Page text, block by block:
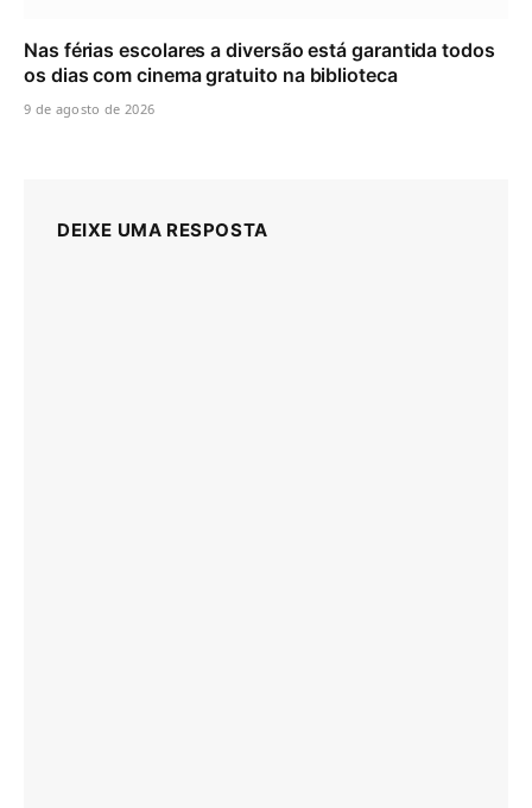
Nas férias escolares a diversão está garantida todos
os dias com cinema gratuito na biblioteca
9 de agosto de 2026
DEIXE UMA RESPOSTA